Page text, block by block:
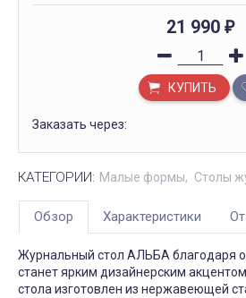
21 990 ₽
КУПИТЬ
Заказать через:
КАТЕГОРИИ: Малые формы Столы
Обзор Характеристики
Журнальный стол АЛЬБА благодаря
станет ярким дизайнерским
стола изготовлен из нержавеющей